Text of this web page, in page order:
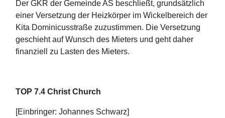
Der GKR der Gemeinde AS beschließt, grundsätzlich
einer Versetzung der Heizkörper im Wickelbereich der
Kita Dominicusstraße zuzustimmen. Die Versetzung
geschieht auf Wunsch des Mieters und geht daher
finanziell zu Lasten des Mieters.
TOP 7.4 Christ Church
[Einbringer: Johannes Schwarz]